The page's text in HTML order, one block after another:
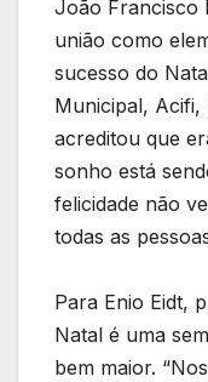
João Francisco
união como
sucesso do
Municipal, Acifi,
acreditou que
sonho está
felicidade não
todas as
Para Enio Eidt,
Natal é uma
bem maior.